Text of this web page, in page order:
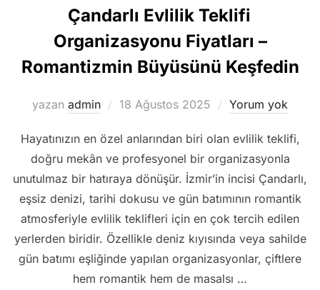
Çandarlı Evlilik Teklifi
Organizasyonu Fiyatları –
Romantizmin Büyüsünü Keşfedin
yazan admin
Yayımlanma
18 Ağustos 2025 Yorum yok
Hayatınızın en özel anlarından biri olan evlilik teklifi,
doğru mekân ve profesyonel bir organizasyonla
unutulmaz bir hatıraya dönüşür. İzmir’in incisi Çandarlı,
eşsiz denizi, tarihi dokusu ve gün batımının romantik
atmosferiyle evlilik teklifleri için en çok tercih edilen
yerlerden biridir. Özellikle deniz kıyısında veya sahilde
gün batımı eşliğinde yapılan organizasyonlar, çiftlere
hem romantik hem de masalsı …